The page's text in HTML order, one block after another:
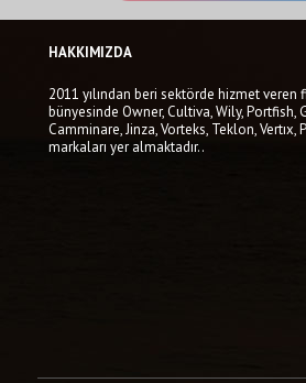
HAKKIMIZDA
2011 yılından beri sektörde hizmet veren
bünyesinde Owner, Cultiva, Wily, Portfish,
Camminare, Jinza, Vorteks, Teklon, Vertıx,
markaları yer almaktadır..